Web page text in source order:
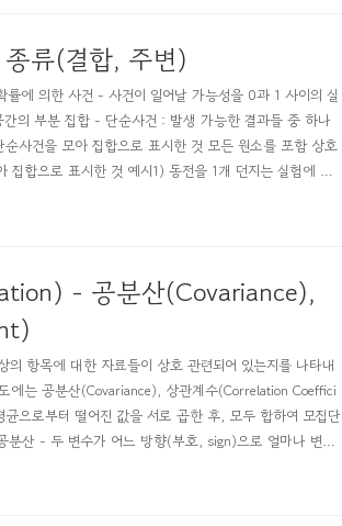
류(결합, 주변)
에 의한 사건 - 사건이 일어날 가능성을 0과 1 사이의 실
의 부분 집합 - 단순사건 : 발생 가능한 결과들 중 하나
사건을 모아 집합으로 표시한 것 모든 원소를 포함 상호
합으로 표시한 것 예시1) 동전을 1개 던지는 실험에 대
표본공간 → { t | t ≥ 0, t : 실수 } 사건(event) 표본 공간
- 공분산(Covariance),
항목에 대한 자료들이 상호 관련되어 있는지를 나타내
는 공분산(Covariance), 상관계수(Correlation Coeffici
으로부터 떨어진 값을 서로 곱한 후, 모두 합하여 모집단
산 - 두 변수가 어느 방향(부호, sign)으로 얼마나 변동
선형관계 x와 y는 음의 선형관계 x와 y는 선형적 관계